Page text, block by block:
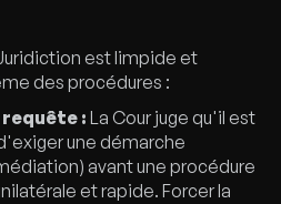
est limpide et
des procédures :
requête : La Cour juge qu'il est
une démarche
avant une procédure
et rapide. Forcer la